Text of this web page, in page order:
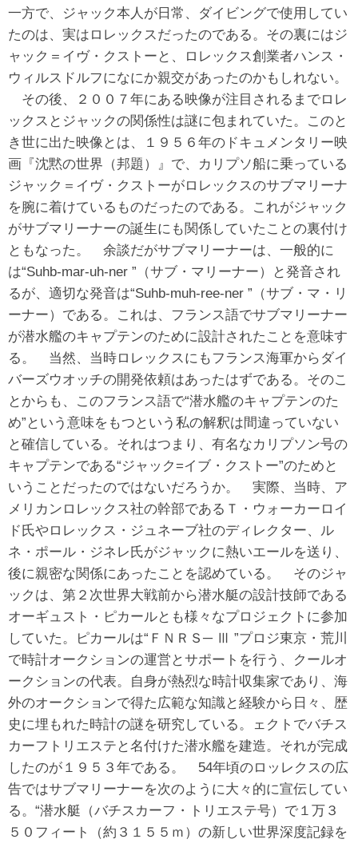
一方で、ジャック本人が日常、ダイビングで使用してい
たのは、実はロレックスだったのである。その裏にはジ
ャック＝イヴ・クストーと、ロレックス創業者ハンス・
ウィルスドルフになにか親交があったのかもしれない。
その後、２００７年にある映像が注目されるまでロレ
ックスとジャックの関係性は謎に包まれていた。このと
き世に出た映像とは、１９５６年のドキュメンタリー映
画『沈黙の世界（邦題）』で、カリプソ船に乗っている
ジャック＝イヴ・クストーがロレックスのサブマリーナ
を腕に着けているものだったのである。これがジャック
がサブマリーナーの誕生にも関係していたことの裏付け
ともなった。 余談だがサブマリーナーは、一般的に
は“Suhb-mar-uh-ner ”（サブ・マリーナー）と発音され
るが、適切な発音は“Suhb-muh-ree-ner ”（サブ・マ・リ
ーナー）である。これは、フランス語でサブマリーナー
が潜水艦のキャプテンのために設計されたことを意味す
る。 当然、当時ロレックスにもフランス海軍からダイ
バーズウオッチの開発依頼はあったはずである。そのこ
とからも、このフランス語で“潜水艦のキャプテンのた
め”という意味をもつという私の解釈は間違っていない
と確信している。それはつまり、有名なカリプソン号の
キャプテンである“ジャック=イブ・クストー”のためと
いうことだったのではないだろうか。 実際、当時、ア
メリカンロレックス社の幹部であるＴ・ウォーカーロイ
ド氏やロレックス・ジュネーブ社のディレクター、ル
ネ・ポール・ジネレ氏がジャックに熱いエールを送り、
後に親密な関係にあったことを認めている。 そのジャ
ックは、第２次世界大戦前から潜水艇の設計技師である
オーギュスト・ピカールとも様々なプロジェクトに参加
していた。ピカールは“ＦＮＲＳ─ Ⅲ ”プロジ東京・荒川
で時計オークションの運営とサポートを行う、クールオ
ークションの代表。自身が熱烈な時計収集家であり、海
外のオークションで得た広範な知識と経験から日々、歴
史に埋もれた時計の謎を研究している。ェクトでバチス
カーフトリエステと名付けた潜水艦を建造。それが完成
したのが１９５３年である。 54年頃のロッレクスの広
告ではサブマリーナーを次のように大々的に宣伝してい
る。“潜水艇（バチスカーフ・トリエステ号）で１万３
５０フィート（約３１５５ｍ）の新しい世界深度記録を